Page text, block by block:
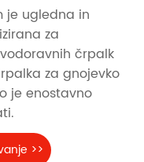
je ugledna in
za
črpalk
za gnojevko
je enostavno
>>